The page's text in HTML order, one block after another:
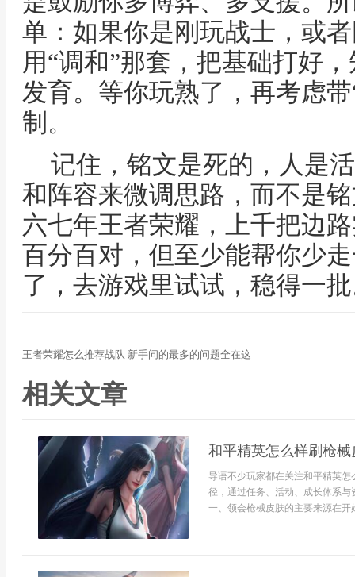
单：如果你是刚玩战士，或
用“调和”那套，把基础打好
发育。等你玩熟了，再考虑
制。
记住，铭文是死的，人是
和阵容来微调思路，而不是
六七年王者荣耀，上千把边
百分百对，但至少能帮你少
了，去游戏里试试，稳得一
王者荣耀怎么推荐战队 新手问的最多的问题全在这
相关文章
和平精英怎么样刷枪械
导语不少玩家都在关注和平精英
径，通过任务、活动、成长体系
一、领会枪械皮肤的主要来源在开